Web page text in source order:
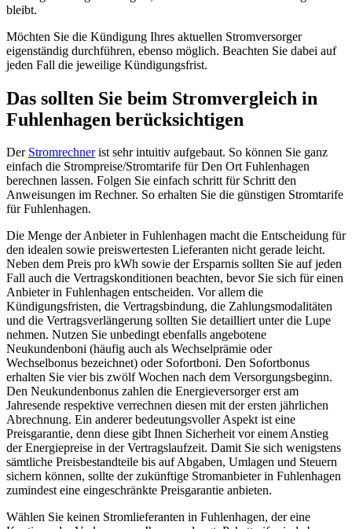
bleibt.
Möchten Sie die Kündigung Ihres aktuellen Stromversorger
eigenständig durchführen, ebenso möglich. Beachten Sie dabei auf
jeden Fall die jeweilige Kündigungsfrist.
Das sollten Sie beim Stromvergleich in
Fuhlenhagen berücksichtigen
Der Stromrechnerist sehr intuitiv aufgebaut. So können Sie ganz
einfach die Strompreise/Stromtarife für Den Ort Fuhlenhagen
berechnen lassen. Folgen Sie einfach schritt für Schritt den
Anweisungen im Rechner. So erhalten Sie die günstigen Stromtarife
für Fuhlenhagen.
Die Menge der Anbieter in Fuhlenhagen macht die Entscheidung für
den idealen sowie preiswertesten Lieferanten nicht gerade leicht.
Neben dem Preis pro kWh sowie der Ersparnis sollten Sie auf jeden
Fall auch die Vertragskonditionen beachten, bevor Sie sich für einen
Anbieter in Fuhlenhagen entscheiden. Vor allem die
Kündigungsfristen, die Vertragsbindung, die Zahlungsmodalitäten
und die Vertragsverlängerung sollten Sie detailliert unter die Lupe
nehmen. Nutzen Sie unbedingt ebenfalls angebotene
Neukundenboni (häufig auch als Wechselprämie oder
Wechselbonus bezeichnet) oder Sofortboni. Den Sofortbonus
erhalten Sie vier bis zwölf Wochen nach dem Versorgungsbeginn.
Den Neukundenbonus zahlen die Energieversorger erst am
Jahresende respektive verrechnen diesen mit der ersten jährlichen
Abrechnung. Ein anderer bedeutungsvoller Aspekt ist eine
Preisgarantie, denn diese gibt Ihnen Sicherheit vor einem Anstieg
der Energiepreise in der Vertragslaufzeit. Damit Sie sich wenigstens
sämtliche Preisbestandteile bis auf Abgaben, Umlagen und Steuern
sichern können, sollte der zukünftige Stromanbieter in Fuhlenhagen
zumindest eine eingeschränkte Preisgarantie anbieten.
Wählen Sie keinen Stromlieferanten in Fuhlenhagen, der eine